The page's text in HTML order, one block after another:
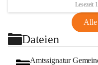
Lesezeit
Alle
Dateien
Amtssignatur